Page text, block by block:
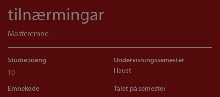
tilnærmingar
Masteremne
Studiepoeng
10
Undervisningssemester
Haust
Emnekode
Talet på semester